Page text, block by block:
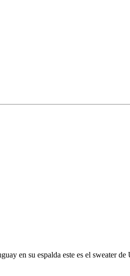
en su espalda este es el sweater